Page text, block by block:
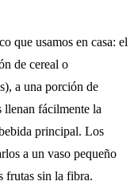
que usamos en casa: el
de cereal o
a una porción de
llenan fácilmente la
principal. Los
a un vaso pequeño
frutas sin la fibra.